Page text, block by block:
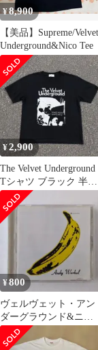
¥8,900
【美品】Supreme/Velvet
Underground&Nico Tee
¥2,900
The Velvet Underground
Tシャツ ブラック 半袖
黒
¥800
ヴェルヴェット・アン
ダーグラウンド&ニコ
CD